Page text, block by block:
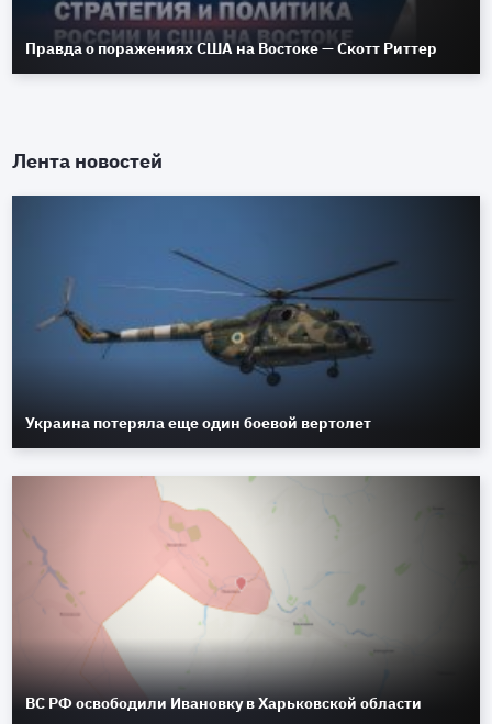
Правда о поражениях США на Востоке — Скотт Риттер
Лента новостей
Украина потеряла еще один боевой вертолет
ВС РФ освободили Ивановку в Харьковской области